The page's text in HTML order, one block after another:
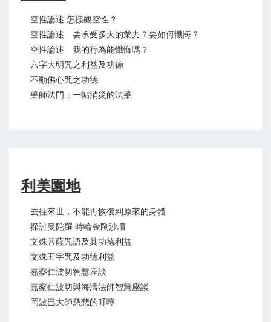
空性論述 怎樣觀空性？
空性論述 要承受多大的業力？要如何懺悔？
空性論述 我的行為能懺悔嗎？
六字大明咒之利益及功德
不動佛心咒之功德
藥師法門：一帖消災的法藥
利美園地
去往來世，不能再恢復到原來的身體
探討曼陀羅 時輪金剛沙壇
文殊菩薩咒語及其功德利益
文殊五字咒及功德利益
嘉察仁波切智慧座談
嘉察仁波切與海濤法師智慧座談
岡波巴大師慈悲的叮嚀